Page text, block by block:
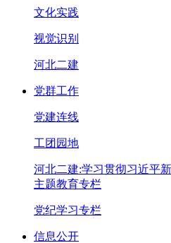
文化实践
视觉识别
河北二建
党群工作
党建连线
工团园地
河北二建:学习贯彻习近平
主题教育专栏
党纪学习专栏
信息公开